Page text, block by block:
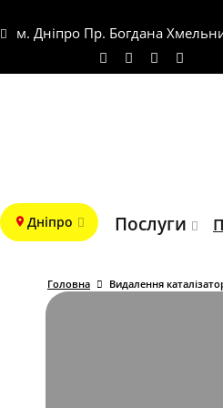
м. Дніпро Пр. Богдана
Дніпро Послуги
Головна Видалення